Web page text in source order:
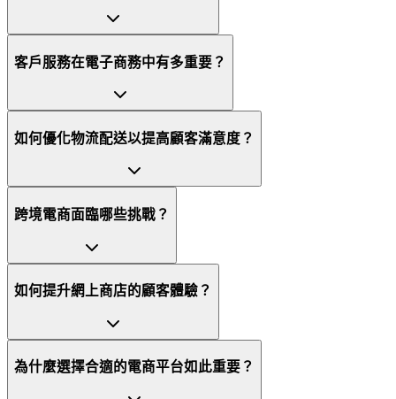
客戶服務在電子商務中有多重要？
如何優化物流配送以提高顧客滿意度？
跨境電商面臨哪些挑戰？
如何提升網上商店的顧客體驗？
為什麼選擇合適的電商平台如此重要？